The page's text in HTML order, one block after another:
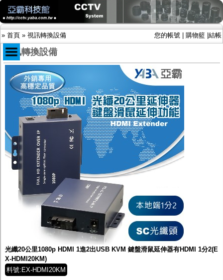
» 首頁 » 視訊轉換設備 您的帳號 購物籃 結帳
商品目錄
限時促銷特惠專案
IP網路攝影機及錄放影機
AHD DVR數位錄放影機
AHD半球型(適用屋內)
AHD中小型紅外線攝影機(適用騎樓、室內外)
AHD防護罩型攝影機(適用屋外，紅外線照射
距離遠）
AHD特殊功能型攝影機
旋轉型攝影機.旋轉台
傳統高解析攝影機
鏡頭
投光設備
防護罩及支架
多路攝影機單軸傳輸
監聽器.麥克風
視訊轉換設備
雙絞線傳輸器
雜訊改善器
分配放大器
視訊轉換設備
光纖20公里1080p HDMI 1進2出USB KVM 鍵盤滑鼠延伸器有HDMI 1分2(E
X-HDMI20KM)
料號:EX-HDMI20KM